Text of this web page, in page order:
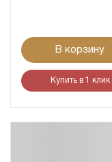
В корзину
Купить в 1 клик